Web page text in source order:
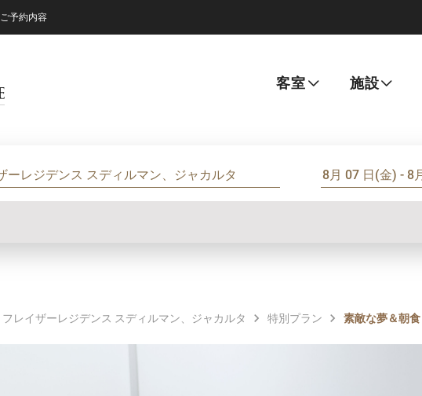
ご予約内容
客室 施設
フレイザーレジデンス スディルマン、ジャカルタ 特別プラン 素敵な夢＆朝食